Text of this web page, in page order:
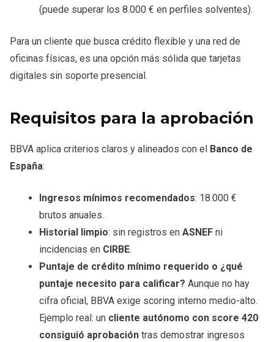
(puede superar los 8.000 € en perfiles solventes).
Para un cliente que busca crédito flexible y una red de
oficinas físicas, es una opción más sólida que tarjetas
digitales sin soporte presencial.
Requisitos para la aprobación
BBVA aplica criterios claros y alineados con el
Banco de
España:
Ingresos mínimos recomendados: 18.000 €
brutos anuales.
Historial limpio: sin registros en ASNEF ni
incidencias en CIRBE.
Puntaje de crédito mínimo requerido o ¿qué
puntaje necesito para calificar? Aunque no hay
cifra oficial, BBVA exige scoring interno medio-alto.
Ejemplo real: un cliente autónomo con score 420
consiguió aprobación tras demostrar ingresos